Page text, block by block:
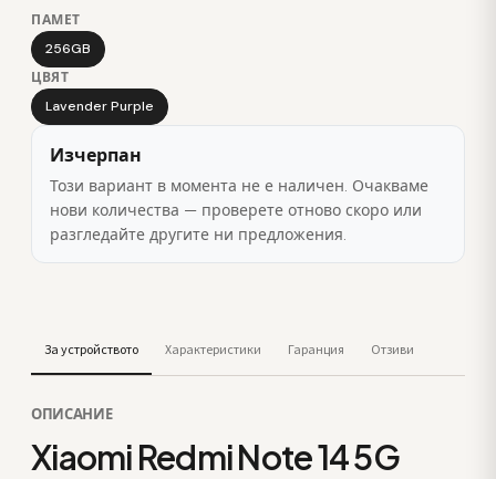
ПАМЕТ
256GB
ЦВЯТ
Lavender Purple
Изчерпан
Този вариант в момента не е наличен. Очакваме
нови количества — проверете отново скоро или
разгледайте другите ни предложения.
За устройството Характеристики Гаранция Отзиви
ОПИСАНИЕ
Xiaomi Redmi Note 14 5G